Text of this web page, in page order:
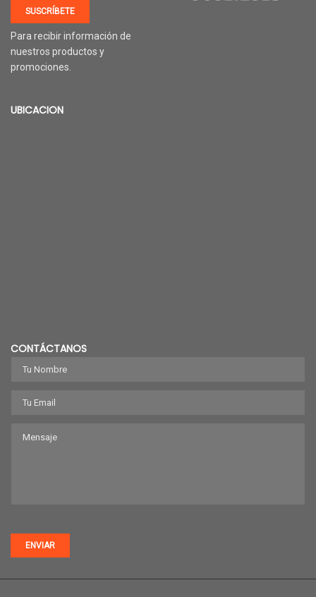
SUSCRÍBETE
Para recibir información de
nuestros productos y
promociones.
UBICACION
CONTÁCTANOS
ENVIAR